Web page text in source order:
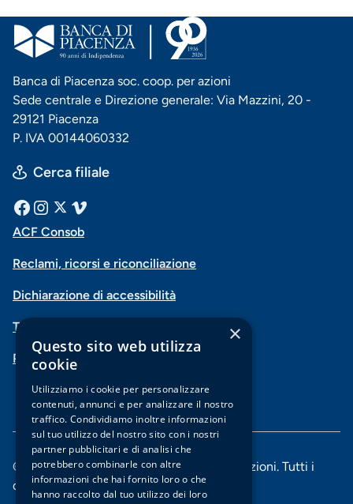
Banca di Piacenza soc. coop. per azioni
Sede centrale e Direzione generale: Via Mazzini, 20 -
29121 Piacenza
P. IVA 00144060332
Cerca filiale
Menu
social
Facebook
InstagramVimeo
Menu
di
navigazione
piè
di
pagina
ACF Consob
Reclami, ricorsi e riconciliazione
Dichiarazione di accessibilità
Trasparenza
PSD2-Open Banking
© 2025 Banca di Piacenza soc. coop. per azioni. Tutti i
diritti riservati.
×
Questo sito web utilizza
cookie
Utilizziamo i cookie per personalizzare
contenuti, annunci e per analizzare il nostro
traffico. Condividiamo inoltre informazioni
sul tuo utilizzo del nostro sito con i nostri
partner pubblicitari e di analisi che
potrebbero combinarle con altre
informazioni che hai fornito loro o che
hanno raccolto dal tuo utilizzo dei loro